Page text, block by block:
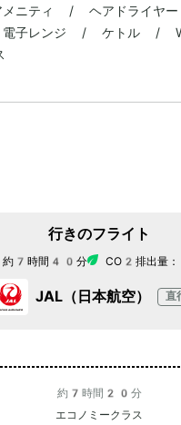
ニティ / ヘアドライ
/ 電子レンジ / ケト
行きのフライト
約7時間40分 CO2排出量：
JAL（日本航空） 直
約7時間20分
エコノミークラス